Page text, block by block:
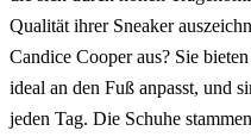
Qualität ihrer Sneaker
Candice Cooper aus? Sie
ideal an den Fuß anpasst, und
jeden Tag. Die Schuhe